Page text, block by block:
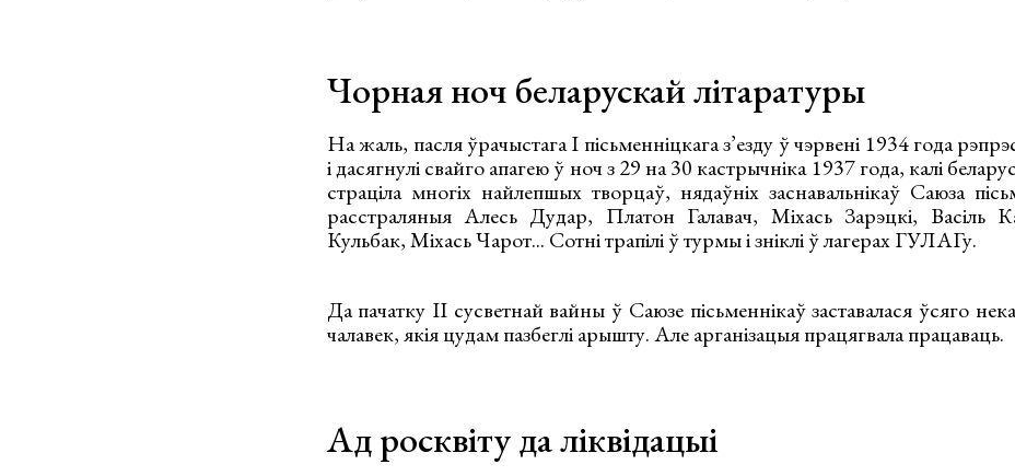
Чорная ноч беларускай літаратуры
На жаль, пасля ўрачыстага І пісьменніцкага з’езду ў чэрвені 1934 года
і дасягнулі свайго апагею ў ноч з 29 на 30 кастрычніка 1937 года, калі
страціла многіх найлепшых творцаў, нядаўніх заснавальнікаў Саюза
расстраляныя Алесь Дудар, Платон Галавач, Міхась Зарэцкі, Васіль
Кульбак, Міхась Чарот... Сотні трапілі ў турмы і зніклі ў лагерах ГУЛАГу.
Да пачатку ІІ сусветнай вайны ў Саюзе пісьменнікаў заставалася ўсяго
чалавек, якія цудам пазбеглі арышту. Але арганізацыя працягвала працаваць.
Ад росквіту да ліквідацыі